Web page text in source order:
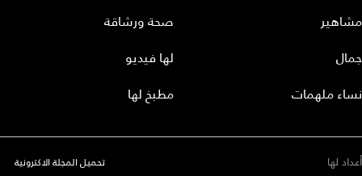
مشاهير
جمال
نساء ملهمات
صحة ورشاقة
لها فيديو
مطبخ لها
أعداد لها
تحميل المجلة الاكترونية